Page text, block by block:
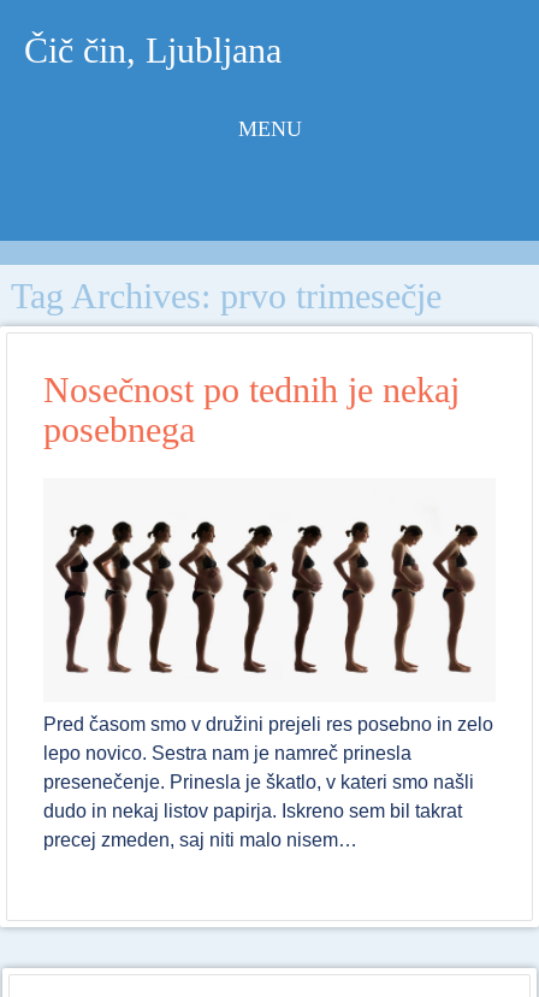
Čič čin, Ljubljana
MENU
Tag Archives: prvo trimesečje
Nosečnost po tednih je nekaj
posebnega
Pred časom smo v družini prejeli res posebno in zelo
lepo novico. Sestra nam je namreč prinesla
presenečenje. Prinesla je škatlo, v kateri smo našli
dudo in nekaj listov papirja. Iskreno sem bil takrat
precej zmeden, saj niti malo nisem…